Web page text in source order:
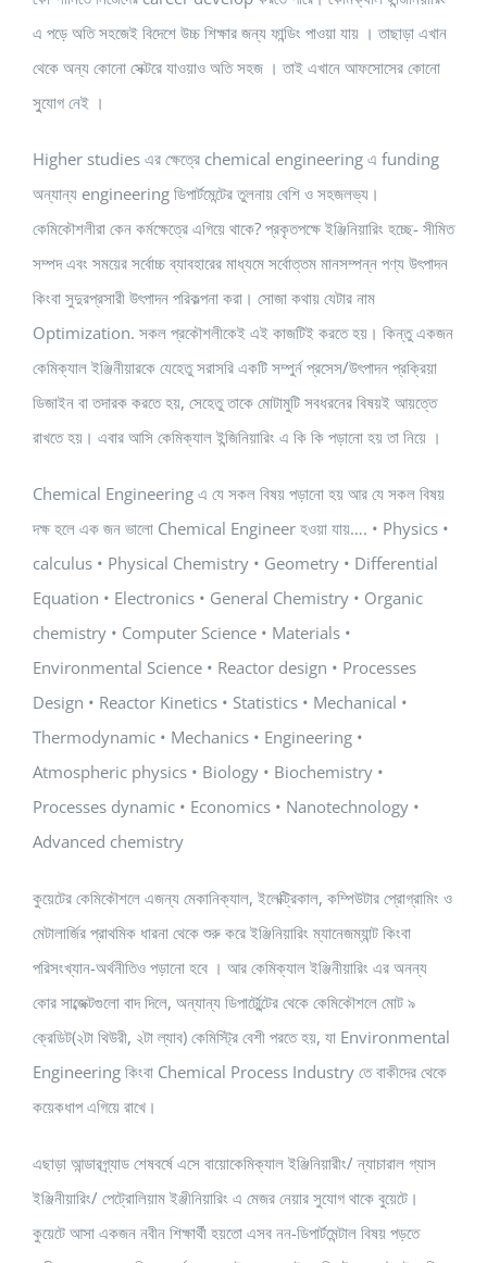
এ পড়ে অতি সহজেই বিদেশে উচ্চ শিক্ষার জন্য ফান্ডিং পাওয়া যায় । তাছাড়া এখান
থেকে অন্য কোনো সেক্টরে যাওয়াও অতি সহজ । তাই এখানে আফসোসের কোনো
সু্যোগ নেই ।
Higher studies এর ক্ষেত্রে chemical engineering এ funding
অন্যান্য engineering ডিপার্টমেন্টের তুলনায় বেশি ও সহজলভ্য।
কেমিকৌশলীরা কেন কর্মক্ষেত্রে এগিয়ে থাকে? প্রকৃতপক্ষে ইঞ্জিনিয়ারিং হচ্ছে- সীমিত
সম্পদ এবং সময়ের সর্বোচ্চ ব্যাবহারের মাধ্যমে সর্বোত্তম মানসম্পন্ন পণ্য উৎপাদন
কিংবা সুদুরপ্রসারী উৎপাদন পরিকল্পনা করা। সোজা কথায় যেটার নাম
Optimization. সকল প্রকৌশলীকেই এই কাজটিই করতে হয়। কিন্তু একজন
কেমিক্যাল ইঞ্জিনীয়ারকে যেহেতু সরাসরি একটি সম্পুর্ন প্রসেস/উৎপাদন প্রক্রিয়া
ডিজাইন বা তদারক করতে হয়, সেহেতু তাকে মোটামুটি সবধরনের বিষয়ই আয়ত্তে
রাখতে হয়। এবার আসি কেমিক্যাল ইন্জিনিয়ারিং এ কি কি পড়ানো হয় তা নিয়ে ।
Chemical Engineering এ যে সকল বিষয় পড়ানো হয় আর যে সকল বিষয়
দক্ষ হলে এক জন ভালো Chemical Engineer হওয়া যায়…. • Physics •
calculus • Physical Chemistry • Geometry • Differential
Equation • Electronics • General Chemistry • Organic
chemistry • Computer Science • Materials •
Environmental Science • Reactor design • Processes
Design • Reactor Kinetics • Statistics • Mechanical •
Thermodynamic • Mechanics • Engineering •
Atmospheric physics • Biology • Biochemistry •
Processes dynamic • Economics • Nanotechnology •
Advanced chemistry
কুয়েটের কেমিকৌশলে এজন্য মেকানিক্যাল, ইলেক্ট্রিকাল, কম্পিউটার প্রোগ্রামিং ও
মেটালার্জির প্রাথমিক ধারনা থেকে শুরু করে ইঞ্জিনিয়ারিং ম্যানেজম্যান্ট কিংবা
পরিসংখ্যান-অর্থনীতিও পড়ানো হবে । আর কেমিক্যাল ইঞ্জিনীয়ারিং এর অনন্য
কোর সাব্জেক্টগুলো বাদ দিলে, অন্যান্য ডিপার্ট্মেন্টের থেকে কেমিকৌশলে মোট ৯
ক্রেডিট(২টা থিউরী, ২টা ল্যাব) কেমিস্ট্রি বেশী পরতে হয়, যা Environmental
Engineering কিংবা Chemical Process Industry তে বাকীদের থেকে
কয়েকধাপ এগিয়ে রাখে।
এছাড়া আন্ডারগ্র্যাড শেষবর্ষে এসে বায়োকেমিক্যাল ইঞ্জিনিয়ারীং/ ন্যাচারাল গ্যাস
ইঞ্জিনীয়ারিং/ পেট্রোলিয়াম ইঞ্জীনিয়ারিং এ মেজর নেয়ার সুযোগ থাকে বুয়েটে।
কুয়েটে আসা একজন নবীন শিক্ষার্থী হয়তো এসব নন-ডিপার্টমেন্টাল বিষয় পড়তে